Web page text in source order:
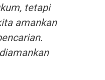
tetapi
amankan